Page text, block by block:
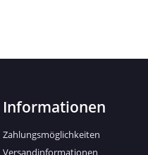
Informationen
Zahlungsmöglichkeiten
Versandinformationen